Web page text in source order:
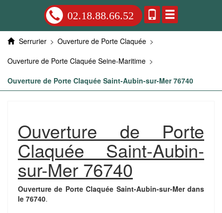
02.18.88.66.52
Serrurier > Ouverture de Porte Claquée >
Ouverture de Porte Claquée Seine-Maritime >
Ouverture de Porte Claquée Saint-Aubin-sur-Mer 76740
Ouverture de Porte
Claquée Saint-Aubin-
sur-Mer 76740
Ouverture de Porte Claquée Saint-Aubin-sur-Mer dans
le 76740.